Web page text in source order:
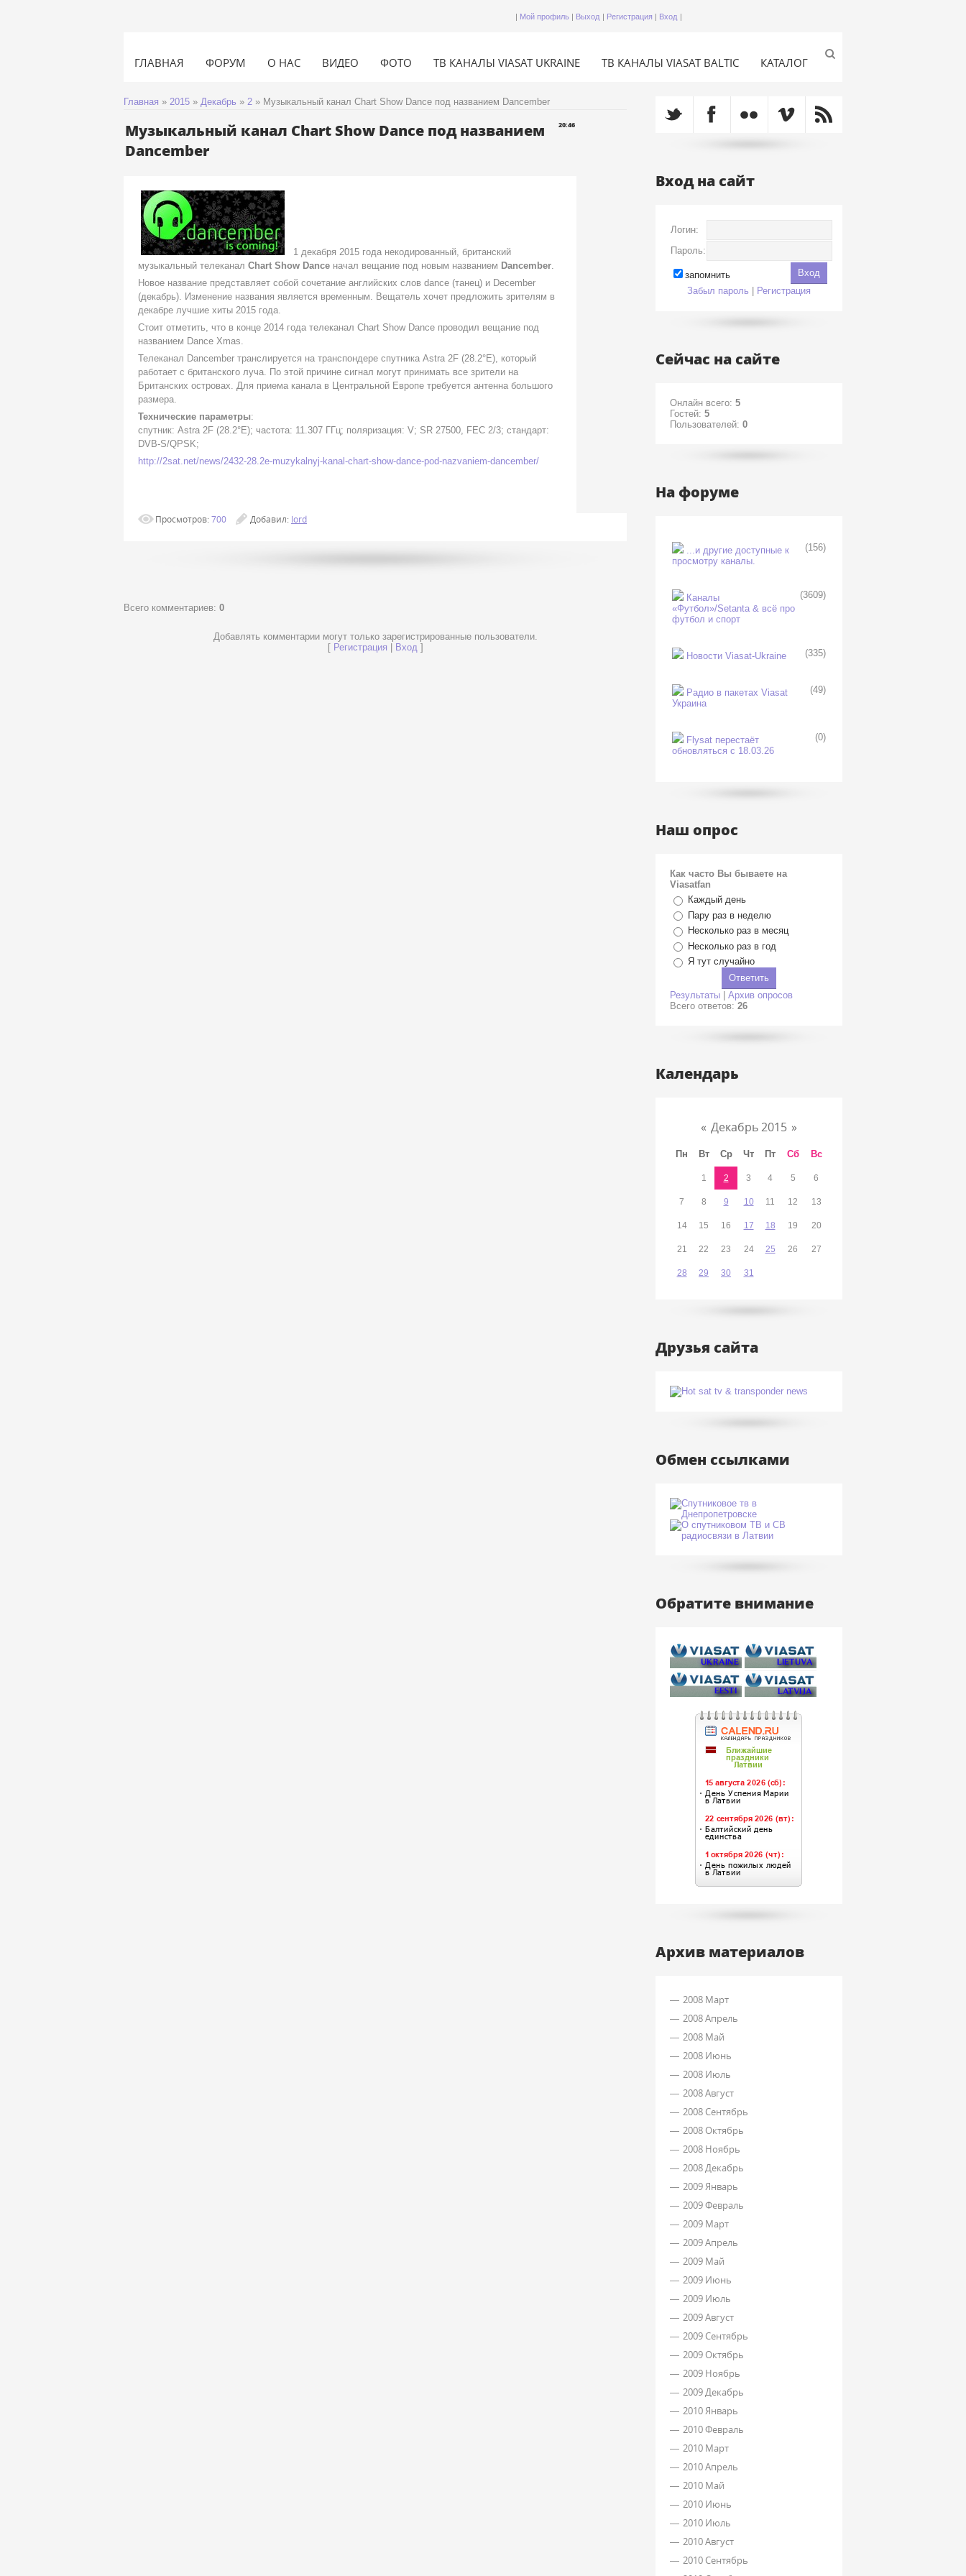
| Мой профиль | Выход | Регистрация | Вход |
ГЛАВНАЯ ФОРУМ О НАС ВИДЕО ФОТО ТВ КАНАЛЫ VIASAT UKRAINE ТВ КАНАЛЫ VIASAT BALTIC КАТАЛОГ
Главная » 2015 » Декабрь » 2 » Музыкальный канал Chart Show Dance под названием Dancember
20:46
Музыкальный канал Chart Show Dance под названием
Dancember
1 декабря 2015 года некодированный, британский
музыкальный телеканал Chart Show Dance начал вещание под новым названием Dancember.
Новое название представляет собой сочетание английских слов dance (танец) и December
(декабрь). Изменение названия является временным. Вещатель хочет предложить зрителям в
декабре лучшие хиты 2015 года.
Стоит отметить, что в конце 2014 года телеканал Chart Show Dance проводил вещание под
названием Dance Xmas.
Телеканал Dancember транслируется на транспондере спутника Astra 2F (28.2°E), который
работает с британского луча. По этой причине сигнал могут принимать все зрители на
Британских островах. Для приема канала в Центральной Европе требуется антенна большого
размера.
Технические параметры:
спутник: Astra 2F (28.2°E); частота: 11.307 ГГц; поляризация: V; SR 27500, FEC 2/3; стандарт:
DVB-S/QPSK;
http://2sat.net/news/2432-28.2e-muzykalnyj-kanal-chart-show-dance-pod-nazvaniem-dancember/
Просмотров: 700 Добавил: lord
Всего комментариев: 0
Добавлять комментарии могут только зарегистрированные пользователи.
[ Регистрация Вход]
Вход на сайт
Логин:
Пароль:
запомнить
Забыл пароль
Регистрация
Сейчас на сайте
Онлайн всего: 5
Гостей: 5
Пользователей: 0
На форуме
...и другие доступные к
просмотру каналы.
(156)
Каналы
«Футбол»/Setanta & всё про
футбол и спорт
(3609)
Новости Viasat-Ukraine (335)
Радио в пакетах Viasat
Украина
(49)
Flysat перестаёт
обновляться с 18.03.26
(0)
Наш опрос
Как часто Вы бываете на
Viasatfan
Каждый день
Пару раз в неделю
Несколько раз в месяц
Несколько раз в год
Я тут случайно
Результаты
Архив опросов
Всего ответов: 26
Календарь
« Декабрь 2015 »
Пн Вт Ср Чт Пт Сб Вс
1 2 3 4 5 6
7 8 9 10 11 12 13
14 15 16 17 18 19 20
21 22 23 24 25 26 27
28 29 30 31
Друзья сайта
Обмен ссылками
Обратите внимание
Архив материалов
2008 Март
2008 Апрель
2008 Май
2008 Июнь
2008 Июль
2008 Август
2008 Сентябрь
2008 Октябрь
2008 Ноябрь
2008 Декабрь
2009 Январь
2009 Февраль
2009 Март
2009 Апрель
2009 Май
2009 Июнь
2009 Июль
2009 Август
2009 Сентябрь
2009 Октябрь
2009 Ноябрь
2009 Декабрь
2010 Январь
2010 Февраль
2010 Март
2010 Апрель
2010 Май
2010 Июнь
2010 Июль
2010 Август
2010 Сентябрь